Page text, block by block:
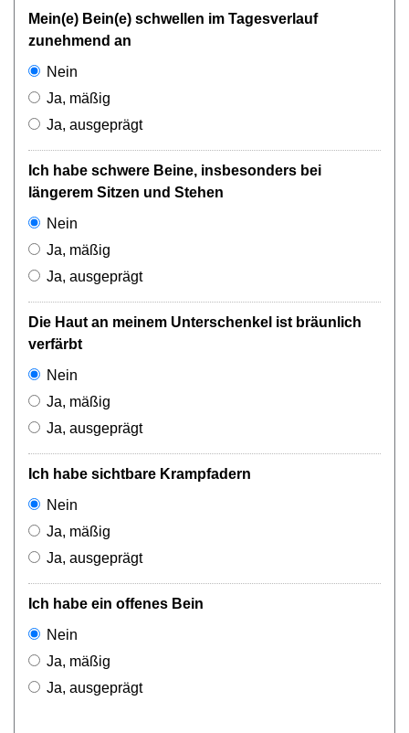
Mein(e) Bein(e) schwellen im Tagesverlauf
zunehmend an
Nein
Ja, mäßig
Ja, ausgeprägt
Ich habe schwere Beine, insbesonders bei
längerem Sitzen und Stehen
Nein
Ja, mäßig
Ja, ausgeprägt
Die Haut an meinem Unterschenkel ist bräunlich
verfärbt
Nein
Ja, mäßig
Ja, ausgeprägt
Ich habe sichtbare Krampfadern
Nein
Ja, mäßig
Ja, ausgeprägt
Ich habe ein offenes Bein
Nein
Ja, mäßig
Ja, ausgeprägt